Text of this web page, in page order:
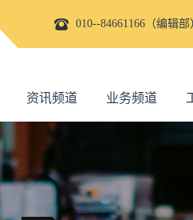
010--84661166（编辑部
资讯频道 业务频道